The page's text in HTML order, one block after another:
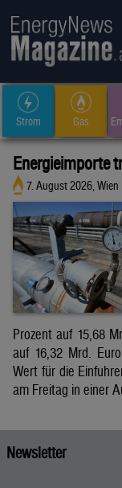
Strom Gas
Energieimporte
7. August 2026, Wien
Prozent auf 15,68
auf 16,32 Mrd.
Wert für die
am Freitag in einer
Newsletter